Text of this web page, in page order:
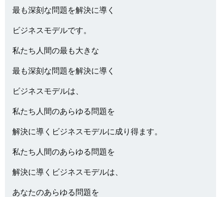
最も深刻な問題を解決に導く
ビジネスモデルです。
私たち人間の最も大きな
最も深刻な問題を解決に導く
ビジネスモデルは、
私たち人間のあらゆる問題を
解決に導くビジネスモデルに成り得ます。
私たち人間のあらゆる問題を
解決に導くビジネスモデルは、
あなたのあらゆる問題を